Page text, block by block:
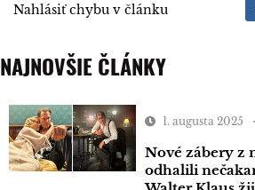
Nahlásiť chybu v článku
NAJNOVŠIE ČLÁNKY
1. augusta 2025
Nové zábery z
odhalili